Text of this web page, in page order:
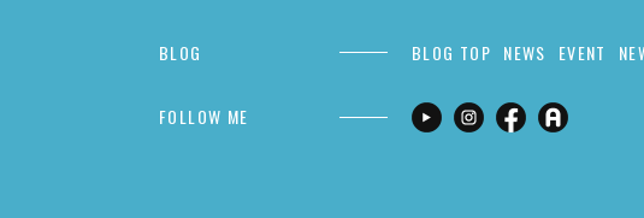
BLOG BLOG TOP NEWS EVENT
FOLLOW ME